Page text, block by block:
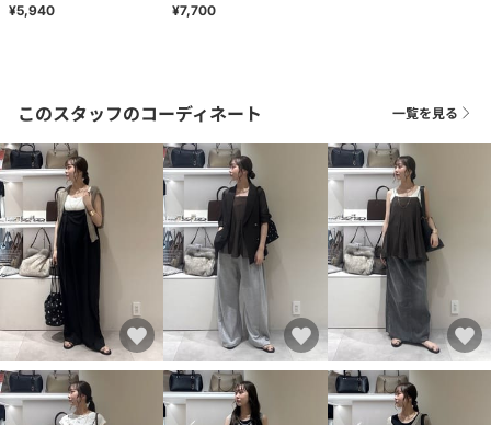
¥5,940 ¥7,700
このスタッフのコーディネート 一覧を見る